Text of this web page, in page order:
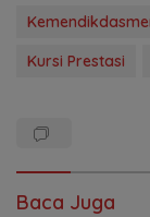
Kursi Prestasi
Baca Juga